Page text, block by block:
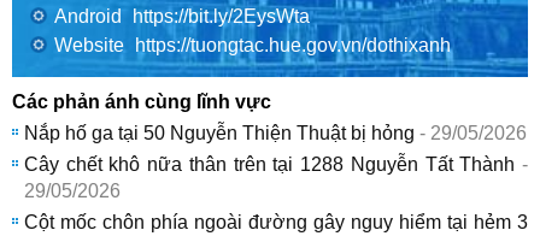
Android
https://bit.ly/2EysWta
Website
https://tuongtac.hue.gov.vn/dothixanh
Các phản ánh cùng lĩnh vực
Nắp hố ga tại 50 Nguyễn Thiện Thuật bị hỏng - 29/05/2026
Cây chết khô nữa thân trên tại 1288 Nguyễn Tất Thành -
29/05/2026
Cột mốc chôn phía ngoài đường gây nguy hiểm tại hẻm 3